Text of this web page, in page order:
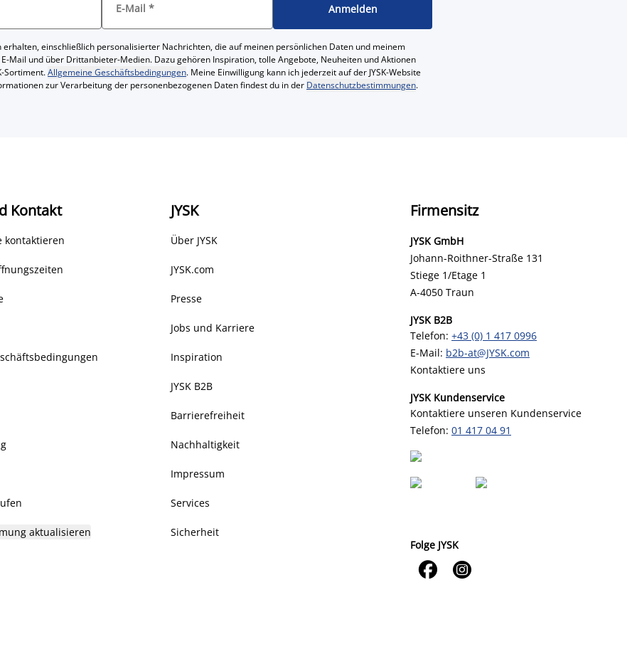
E-Mail * Anmelden
einschließlich personalisierter Nachrichten, die auf meinen persönlichen Daten und meinem
Mail und über Drittanbieter-Medien. Dazu gehören Inspiration, tolle Angebote, Neuheiten und Aktionen
Sortiment.Allgemeine Geschäftsbedingungen. Meine Einwilligung kann ich jederzeit auf der JYSK-Website
zur Verarbeitung der personenbezogenen Daten findest du in der Datenschutzbestimmungen.
Kontakt
kontaktieren
aktualisieren
JYSK
Über JYSK
JYSK.com
Presse
Jobs und Karriere
Inspiration
JYSK B2B
Barrierefreiheit
Nachhaltigkeit
Impressum
Services
Sicherheit
Firmensitz
JYSK GmbH
Johann-Roithner-Straße 131
Stiege 1/Etage 1
A-4050 Traun
JYSK B2B
Telefon: +43 (0) 1 417 0996
E-Mail: b2b-at@JYSK.com
Kontaktiere uns
JYSK Kundenservice
Kontaktiere unseren Kundenservice
Telefon: 01 417 04 91
Folge JYSK
 